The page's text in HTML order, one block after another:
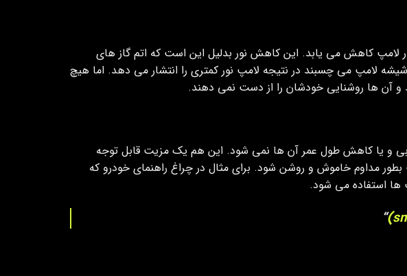
لامپ کاهش می یابد. این کاهش نور بدلیل این است که اتم گاز های
لامپ می چسبند در نتیجه لامپ نور کمتری را انتشار می دهد. اما هیچ
و یا کاهش طول عمر آن ها نمی شود. این هم یک مزیت قابل توجه
بطور مداوم خاموش و روشن شود. برای مثال در چراغ راهنمای خودرو که
استفاده می شود.
“